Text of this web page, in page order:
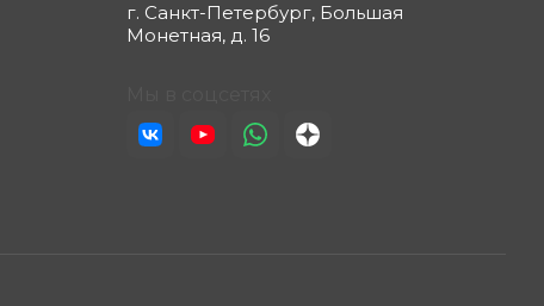
г. Санкт-Петербург, Большая
Монетная, д. 16